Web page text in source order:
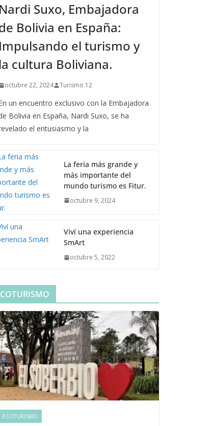
Nardi Suxo, Embajadora
Bolivia en España:
Impulsando el turismo y
la cultura Boliviana.
octubre 22, 2024 Turismo 12
un encuentro exclusivo con la Embajadora
Bolivia en España, Nardi Suxo, se ha
el entusiasmo y la
La feria más grande y
más importante del
mundo turismo es Fitur.
octubre 9, 2024
Viví una experiencia
SmArt
octubre 5, 2022
ECOTURISMO